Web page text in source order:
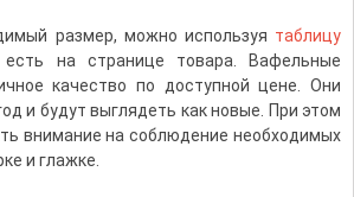
размер, можно используя таблицу
на странице товара. Вафельные
качество по доступной цене. Они
и будут выглядеть как новые. При этом
внимание на соблюдение необходимых
и глажке.